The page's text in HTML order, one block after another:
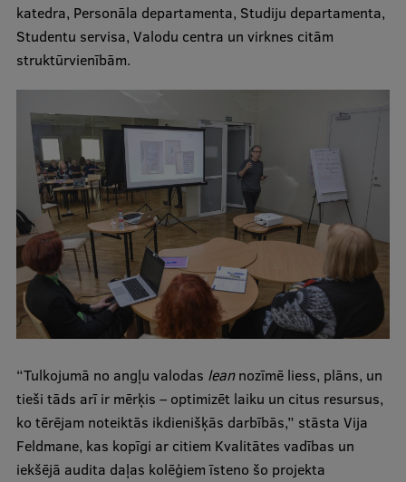
Mūžizglītība
Ētikas un līdztiesības mācības
Atvērtā universitāte
Sagatavošanas kursi
Profesionālās pilnveides kursi
ESF kvalifikācijas celšanas kursi
Pedagoģiskās izaugsmes centrs
Pētniecība
katedra, Personāla departamenta, Studiju departamenta,
Studentu servisa, Valodu centra un virknes citām
struktūrvienībām.
“Tulkojumā no angļu valodas leannozīmē liess, plāns, un
tieši tāds arī ir mērķis – optimizēt laiku un citus resursus,
ko tērējam noteiktās ikdienišķās darbībās,” stāsta Vija
Feldmane, kas kopīgi ar citiem Kvalitātes vadības un
iekšējā audita daļas kolēģiem īsteno šo projekta